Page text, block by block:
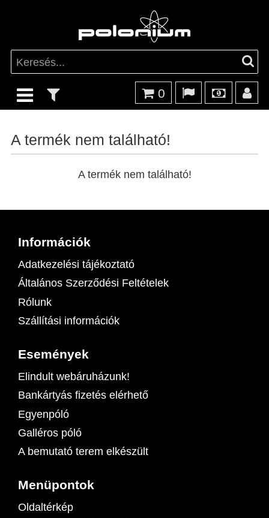
0
A termék nem található!
A termék nem található!
Információk
Adatkezelési tájékoztató
Általános Szerződési Feltételek
Rólunk
Szállítási információk
Események
Elindult webáruházunk!
Bankártyás fizetés elérhető
Egyenpóló
Galléros póló
A bemutató terem elkészült
Menüpontok
Oldaltérkép